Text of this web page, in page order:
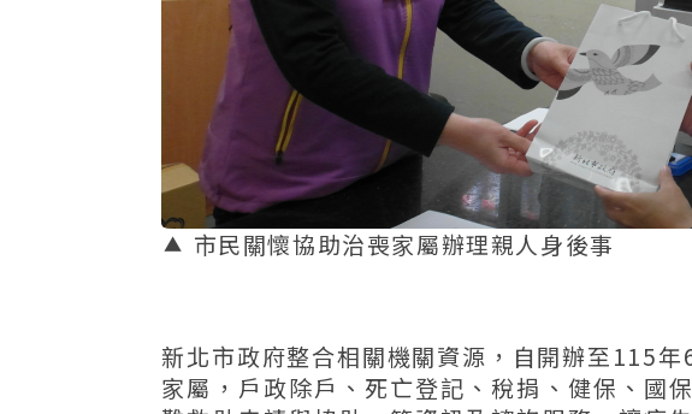
市民關懷協助治喪家屬辦理親人身後事
新北市政府整合相關機關資源，自開辦至115
家屬，戶政除戶、死亡登記、稅捐、健保、國